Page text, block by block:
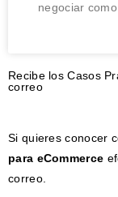
negociar
Recibe los Casos
correo
Si quieres conocer
para eCommerce
correo.